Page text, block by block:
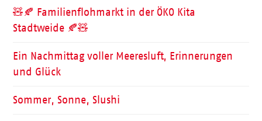
🧸🍂 Familienflohmarkt in der ÖKO Kita
Stadtweide 🍂🧸
Ein Nachmittag voller Meeresluft, Erinnerungen
und Glück
Sommer, Sonne, Slushi